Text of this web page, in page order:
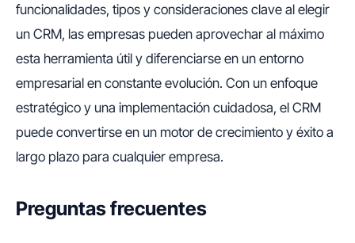
funcionalidades, tipos y consideraciones clave al elegir
un CRM, las empresas pueden aprovechar al máximo
esta herramienta útil y diferenciarse en un entorno
empresarial en constante evolución. Con un enfoque
estratégico y una implementación cuidadosa, el CRM
puede convertirse en un motor de crecimiento y éxito a
largo plazo para cualquier empresa.
Preguntas frecuentes